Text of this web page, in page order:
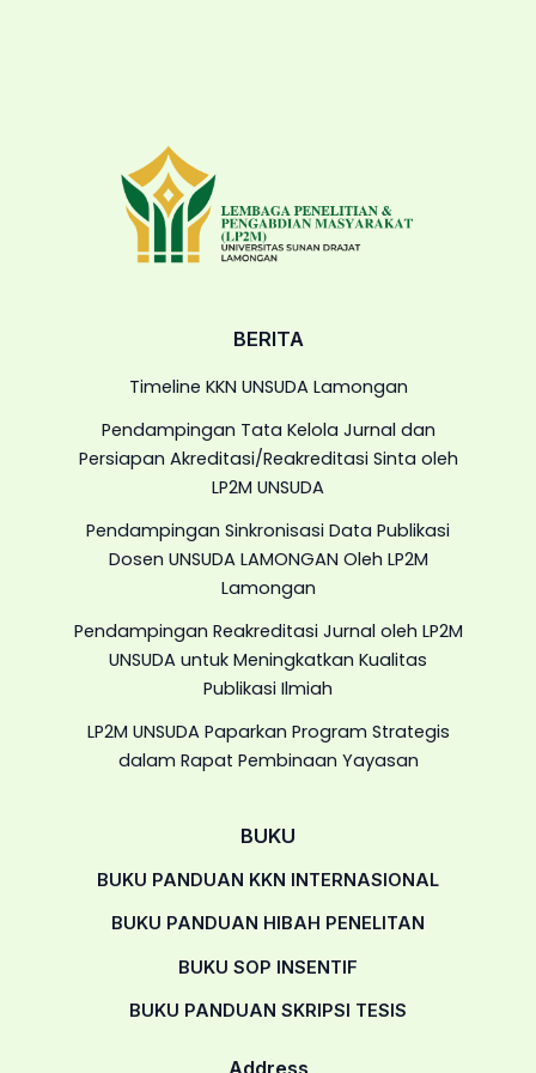
BERITA
Timeline KKN UNSUDA Lamongan
Pendampingan Tata Kelola Jurnal dan
Persiapan Akreditasi/Reakreditasi Sinta oleh
LP2M UNSUDA
Pendampingan Sinkronisasi Data Publikasi
Dosen UNSUDA LAMONGAN Oleh LP2M
Lamongan
Pendampingan Reakreditasi Jurnal oleh LP2M
UNSUDA untuk Meningkatkan Kualitas
Publikasi Ilmiah
LP2M UNSUDA Paparkan Program Strategis
dalam Rapat Pembinaan Yayasan
BUKU
BUKU PANDUAN KKN INTERNASIONAL
BUKU PANDUAN HIBAH PENELITAN
BUKU SOP INSENTIF
BUKU PANDUAN SKRIPSI TESIS
Address